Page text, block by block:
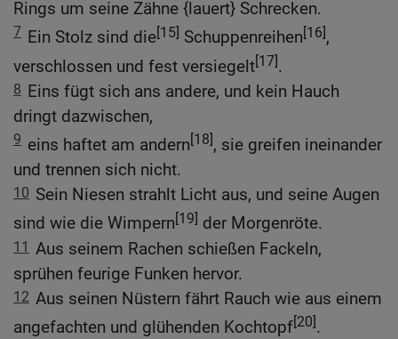
Rings um seine Zähne {lauert} Schrecken.
7 Ein Stolz sind die[15] Schuppenreihen[16],
verschlossen und fest versiegelt[17].
8 Eins fügt sich ans andere, und kein Hauch
dringt dazwischen,
9 eins haftet am andern[18], sie greifen ineinander
und trennen sich nicht.
10 Sein Niesen strahlt Licht aus, und seine Augen
sind wie die Wimpern[19] der Morgenröte.
11 Aus seinem Rachen schießen Fackeln,
sprühen feurige Funken hervor.
12 Aus seinen Nüstern fährt Rauch wie aus einem
angefachten und glühenden Kochtopf[20].